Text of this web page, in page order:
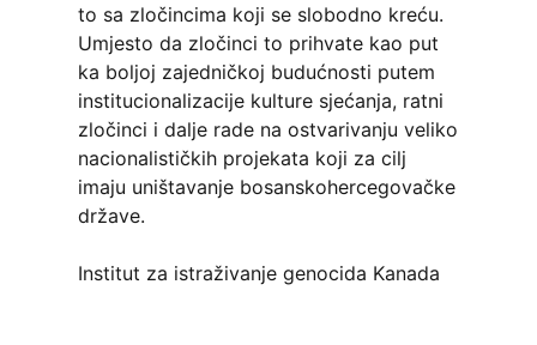
to sa zločincima koji se slobodno kreću.
Umjesto da zločinci to prihvate kao put
ka boljoj zajedničkoj budućnosti putem
institucionalizacije kulture sjećanja, ratni
zločinci i dalje rade na ostvarivanju veliko
nacionalističkih projekata koji za cilj
imaju uništavanje bosanskohercegovačke
države.
Institut za istraživanje genocida Kanada